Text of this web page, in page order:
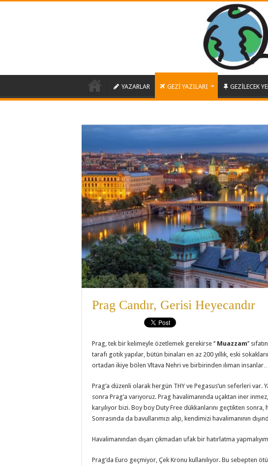
YAZARLAR GEZİ YAZILARI GEZİLECEK
Prag Candır, Gerisi Heyecandır
Prag, tek bir kelimeyle özetlemek gerekirse ‘’ Muazzam’’
tarafı gotik yapılar, bütün binaları en az 200 yıllık, eski
ortadan ikiye bölen Vltava Nehri ve birbirinden ılıman insanlar…
Prag’a düzenli olarak hergün THY ve Pegasus’un seferleri var.
sonra Prag’a varıyoruz. Prag havalimanında uçaktan iner
karşılıyor bizi. Boy boy Duty Free dükkanlarını geçtikten
Sonrasında da bavullarımızı alıp, kendimizi havalimanının
Havalimanından dışarı çıkmadan ufak bir hatırlatma
Prag’da Euro geçmiyor, Çek Kronu kullanılıyor. Bu sebepten